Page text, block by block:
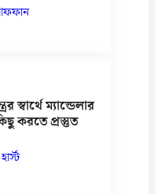
ম্যান্ডেলার
করতে প্রস্তুত